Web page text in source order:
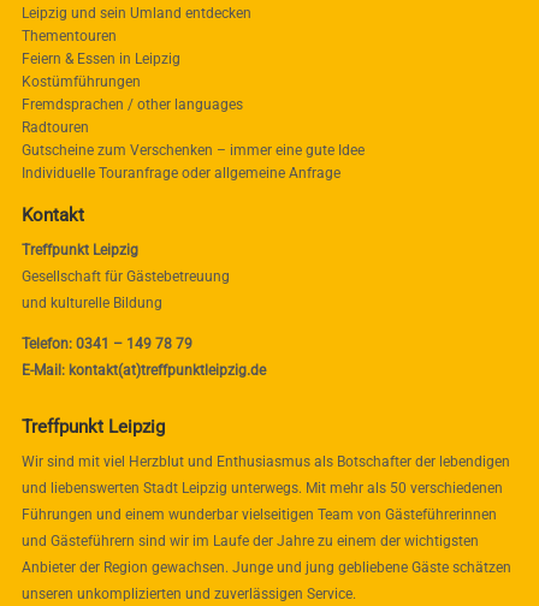
Leipzig und sein Umland entdecken
Thementouren
Feiern & Essen in Leipzig
Kostümführungen
Fremdsprachen / other languages
Radtouren
Gutscheine zum Verschenken – immer eine gute Idee
Individuelle Touranfrage oder allgemeine Anfrage
Kontakt
Treffpunkt Leipzig
Gesellschaft für Gästebetreuung
und kulturelle Bildung
Telefon: 0341 – 149 78 79
E-Mail: kontakt(at)treffpunktleipzig.de
Treffpunkt Leipzig
Wir sind mit viel Herzblut und Enthusiasmus als Botschafter der lebendigen
und liebenswerten Stadt Leipzig unterwegs. Mit mehr als 50 verschiedenen
Führungen und einem wunderbar vielseitigen Team von Gästeführerinnen
und Gästeführern sind wir im Laufe der Jahre zu einem der wichtigsten
Anbieter der Region gewachsen. Junge und jung gebliebene Gäste schätzen
unseren unkomplizierten und zuverlässigen Service.